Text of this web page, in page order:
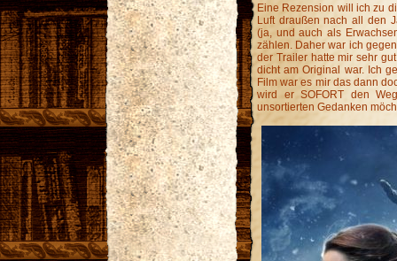
Eine Rezension will ich zu
Luft draußen nach all den
(ja, und auch als
zählen. Daher war ich
der Trailer hatte mir sehr
dicht am Original war. Ich
Film war es mir das dann
wird er SOFORT den
unsortierten Gedanken